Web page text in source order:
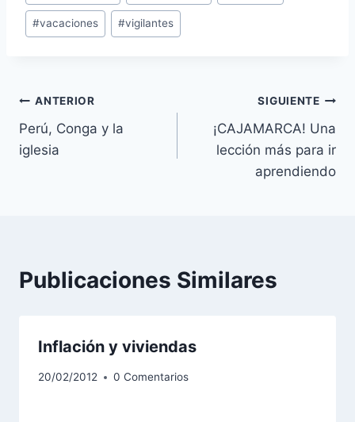
#vacaciones #vigilantes
Navegación
de
ANTERIOR
Perú, Conga y la
iglesia
SIGUIENTE
¡CAJAMARCA! Una
lección más para ir
aprendiendo
Publicaciones Similares
Inflación y viviendas
20/02/2012 0 Comentarios